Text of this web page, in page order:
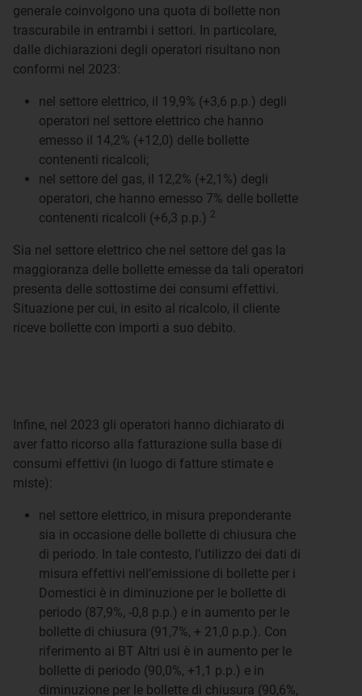
generale coinvolgono una quota di bollette non
trascurabile in entrambi i settori. In particolare,
dalle dichiarazioni degli operatori risultano non
conformi nel 2023:
nel settore elettrico, il 19,9% (+3,6 p.p.) degli
operatori nel settore elettrico che hanno
emesso il 14,2% (+12,0) delle bollette
contenenti ricalcoli;
nel settore del gas, il 12,2% (+2,1%) degli
operatori, che hanno emesso 7% delle bollette
contenenti ricalcoli (+6,3 p.p.) 2
Sia nel settore elettrico che nel settore del gas la
maggioranza delle bollette emesse da tali operatori
presenta delle sottostime dei consumi effettivi.
Situazione per cui, in esito al ricalcolo, il cliente
riceve bollette con importi a suo debito.
Infine, nel 2023 gli operatori hanno dichiarato di
aver fatto ricorso alla fatturazione sulla base di
consumi effettivi (in luogo di fatture stimate e
miste):
nel settore elettrico, in misura preponderante
sia in occasione delle bollette di chiusura che
di periodo. In tale contesto, l’utilizzo dei dati di
misura effettivi nell’emissione di bollette per i
Domestici è in diminuzione per le bollette di
periodo (87,9%, -0,8 p.p.) e in aumento per le
bollette di chiusura (91,7%, + 21,0 p.p.). Con
riferimento ai BT Altri usi è in aumento per le
bollette di periodo (90,0%, +1,1 p.p.) e in
diminuzione per le bollette di chiusura (90,6%,